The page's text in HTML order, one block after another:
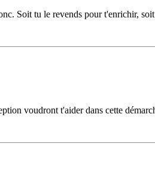
Soit tu le revends pour t'enrichir,
voudront t'aider dans cette